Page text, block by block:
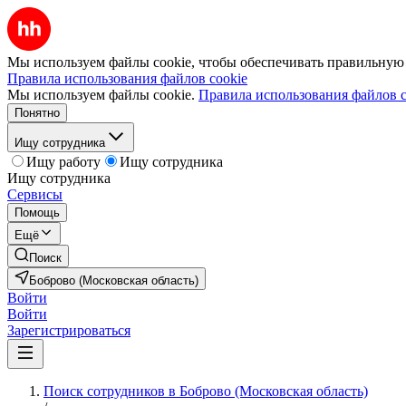
Мы используем файлы cookie, чтобы обеспечивать правильную
Правила использования файлов cookie
Мы используем файлы cookie. Правила использования файлов
Понятно
Ищу сотрудника
Ищу работу
Ищу сотрудника
Ищу сотрудника
Сервисы
Помощь
Ещё
Поиск
Боброво (Московская область)
Войти
Войти
Зарегистрироваться
Поиск сотрудников в Боброво (Московская область)